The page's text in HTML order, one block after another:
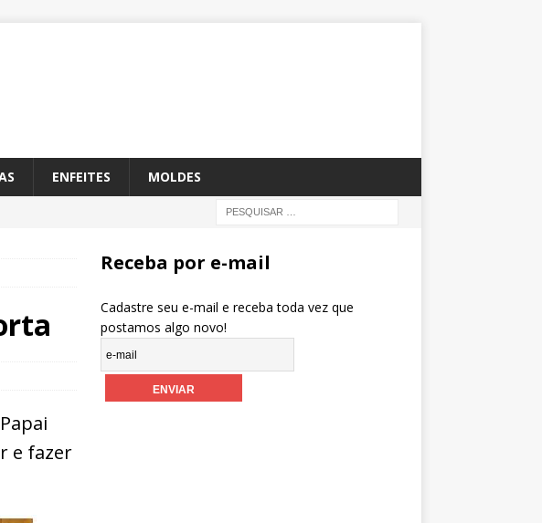
ENFEITES MOLDES
e fazer
Receba por e-mail
Cadastre seu e-mail e receba toda vez que
postamos algo novo!